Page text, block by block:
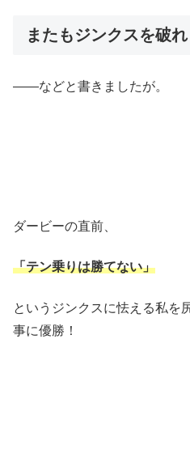
またもジンクスを破
――などと書きましたが。
ダービーの直前、
「テン乗りは勝てない」
というジンクスに怯える私を
事に優勝！